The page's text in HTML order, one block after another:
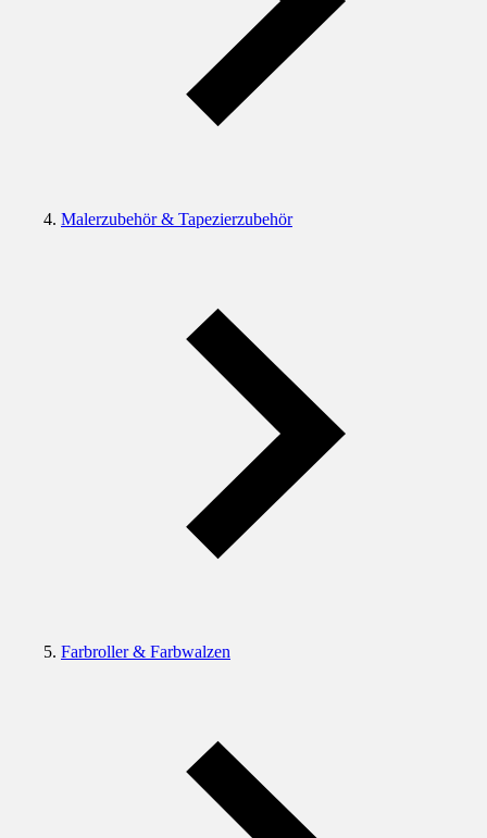
Malerzubehör & Tapezierzubehör
Farbroller & Farbwalzen